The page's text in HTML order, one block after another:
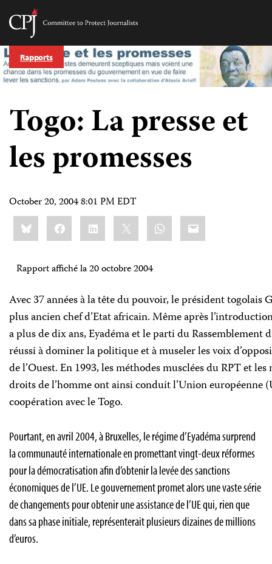
Skip
to
content
Committee
Protect
Journalists
Rapports
Togo: La presse et
les promesses
October 20, 2004 8:01 PM EDT
Share
this:BlueskyFacebookLinkedIn WhatsApp
Email
Rapport affiché la 20 octobre 2004
Avec 37 années à la tête du pouvoir, le président togolais
plus ancien chef d’Etat africain. Même après
a plus de dix ans, Eyadéma et le parti du Rassemblement
réussi à dominer la politique et à museler les voix
de l’Ouest. En 1993, les méthodes musclées du RPT et
droits de l’homme ont ainsi conduit l’Union européenne
coopération avec le Togo.
Pourtant, en avril 2004, à Bruxelles, le régime d’Eyadéma surprend
la communauté internationale en promettant vingt-deux réformes
pour la démocratisation afin d’obtenir la levée des sanctions
économiques de l’UE. Le gouvernement promet alors une vaste série
de changements pour obtenir une assistance de l’UE qui, rien que
dans sa phase initiale, représenterait plusieurs dizaines de millions
d’euros.